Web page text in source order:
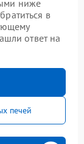
ниже
в
ответ на
печей